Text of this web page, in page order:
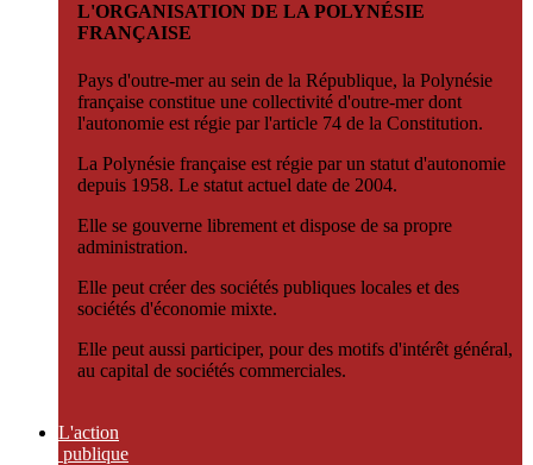
L'ORGANISATION DE LA POLYNÉSIE
FRANÇAISE
Pays d'outre-mer au sein de la République, la Polynésie
française constitue une collectivité d'outre-mer dont
l'autonomie est régie par l'article 74 de la Constitution.
La Polynésie française est régie par un statut d'autonomie
depuis 1958. Le statut actuel date de 2004.
Elle se gouverne librement et dispose de sa propre
administration.
Elle peut créer des sociétés publiques locales et des
sociétés d'économie mixte.
Elle peut aussi participer, pour des motifs d'intérêt général,
au capital de sociétés commerciales.
L'action
publique